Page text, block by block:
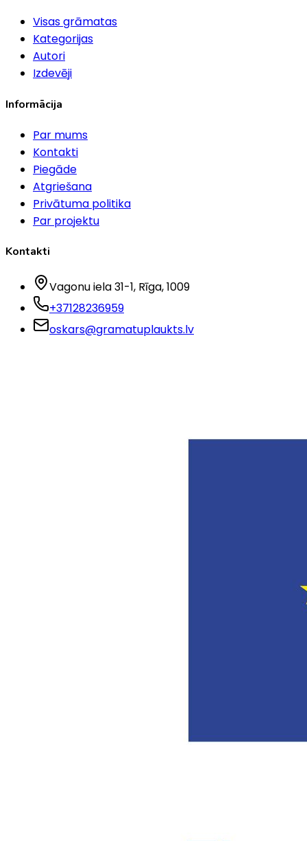
Visas grāmatas
Kategorijas
Autori
Izdevēji
Informācija
Par mums
Kontakti
Piegāde
Atgriešana
Privātuma politika
Par projektu
Kontakti
Vagonu iela 31-1, Rīga, 1009
+37128236959
oskars@gramatuplaukts.lv